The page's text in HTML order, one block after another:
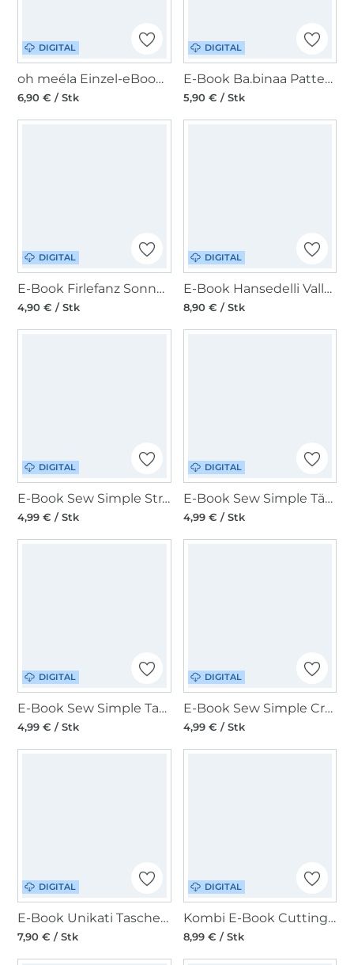
DIGITAL
oh meéla Einzel-eBook ohTelli
6,90 € / Stk
DIGITAL
E-Book Ba.binaa Patterns Cap Pepino
5,90 € / Stk
DIGITAL
E-Book Firlefanz Sonnenhut Limette
4,90 € / Stk
DIGITAL
E-Book Hansedelli Vallta A4 Kulturbeutel zum Aufhängen
8,90 € / Stk
DIGITAL
E-Book Sew Simple Strandtasche Lone
4,99 € / Stk
DIGITAL
E-Book Sew Simple Täschchen My
4,99 € / Stk
DIGITAL
E-Book Sew Simple Tasche Quattro
4,99 € / Stk
DIGITAL
E-Book Sew Simple Crossbodybag Haselind
4,99 € / Stk
DIGITAL
E-Book Unikati Tasche Elfie
7,90 € / Stk
DIGITAL
Kombi E-Book Cutting Corners Design Rucksack / Tasche Vayana
8,99 € / Stk